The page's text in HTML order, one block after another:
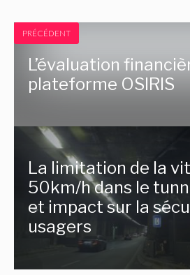
PRÉCÉDENT
L’évaluation
plateforme OSIRIS
La limitation de la
50km/h dans le
et impact sur la
usagers